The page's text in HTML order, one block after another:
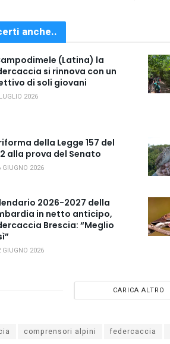
anche..
(Latina) la
si rinnova con un
di soli giovani
2026
della Legge 157 del
alla prova del Senato
2026
2026-2027 della
in netto anticipo,
Brescia: “Meglio
2026
CARICA ALTRO
comprensori alpini federcaccia